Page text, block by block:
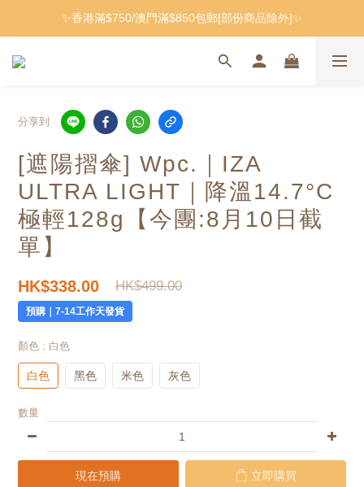
✨香港滿$750/澳門滿$850包郵[部份商品除外]✨
分享到
[遮陽摺傘] Wpc.｜IZA
ULTRA LIGHT｜降溫14.7°C
極輕128g
【今團:8月10日截
單】
HK$338.00 HK$499.00
預購｜7-14工作天發貨
顏色 : 白色
白色 黑色 米色 灰色
數量
現在預購 立即購買